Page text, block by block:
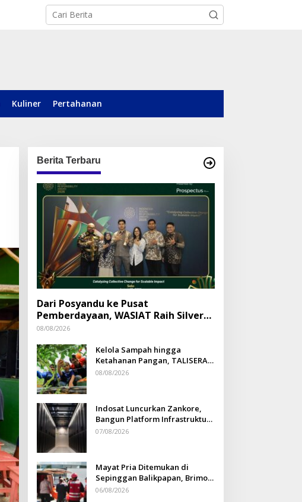
Kuliner Pertahanan
Berita Terbaru
Dari Posyandu ke Pusat
Pemberdayaan, WASIAT Raih Silver
ISRA 2026
08/08/2026
Kelola Sampah hingga
Ketahanan Pangan, TALISERA
Diguyur Penghargaan
08/08/2026
Indosat Luncurkan Zankore,
Bangun Platform Infrastruktur
AI Terbesar di Asia Tenggara
07/08/2026
Mayat Pria Ditemukan di
Sepinggan Balikpapan, Brimob
Lakukan Pengamanan TKP
06/08/2026